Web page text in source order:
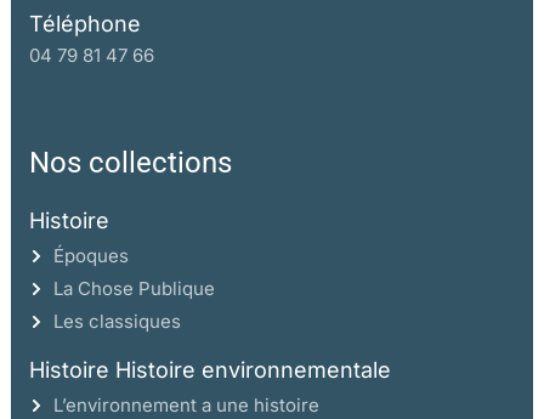
Téléphone
04 79 81 47 66
Nos collections
Histoire
Époques
La Chose Publique
Les classiques
Histoire Histoire environnementale
L’environnement a une histoire